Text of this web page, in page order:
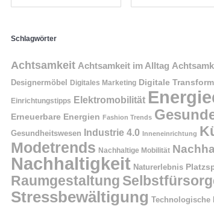
Schlagwörter
Achtsamkeit Achtsamkeit im Alltag
Designermöbel Digitales Marketing Digitale
Einrichtungstipps Elektromobilität
Erneuerbare Energien Fashion Trends
Gesundheitswesen Industrie 4.0 Inneneinrichtung
Modetrends Nachhaltige Mobilität
Nachhaltigkeit Naturerlebnis
Raumgestaltung
Stressbewältigung Technologische